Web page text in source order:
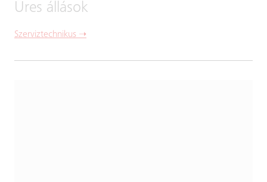
Üres állások
Szerviztechnikus ➝